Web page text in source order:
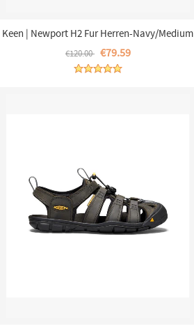
Keen | Newport H2 Fur Herren-Navy/Medium
Grey
€120.00 €79.59